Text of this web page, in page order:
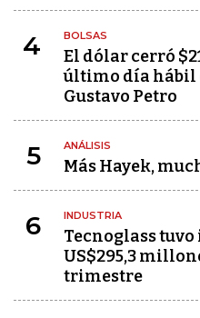
4 BOLSAS
El dólar cerró
último día hábil
Gustavo Petro
5 ANÁLISIS
Más Hayek,
6 INDUSTRIA
Tecnoglass
US$295,3
trimestre